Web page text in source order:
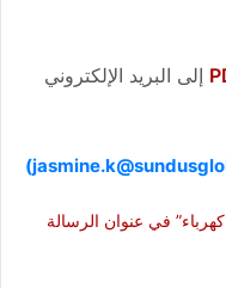
إلى البريد الإلكتروني
في عنوان الرسالة